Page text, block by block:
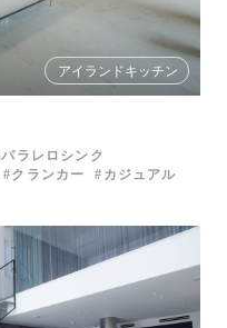
アイランドキッチン
パラレロシンク
クランカー カジュアル